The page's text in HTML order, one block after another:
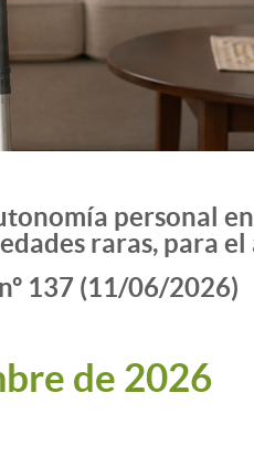
personal
raras, para
137 (11/06/2026)
de 2026